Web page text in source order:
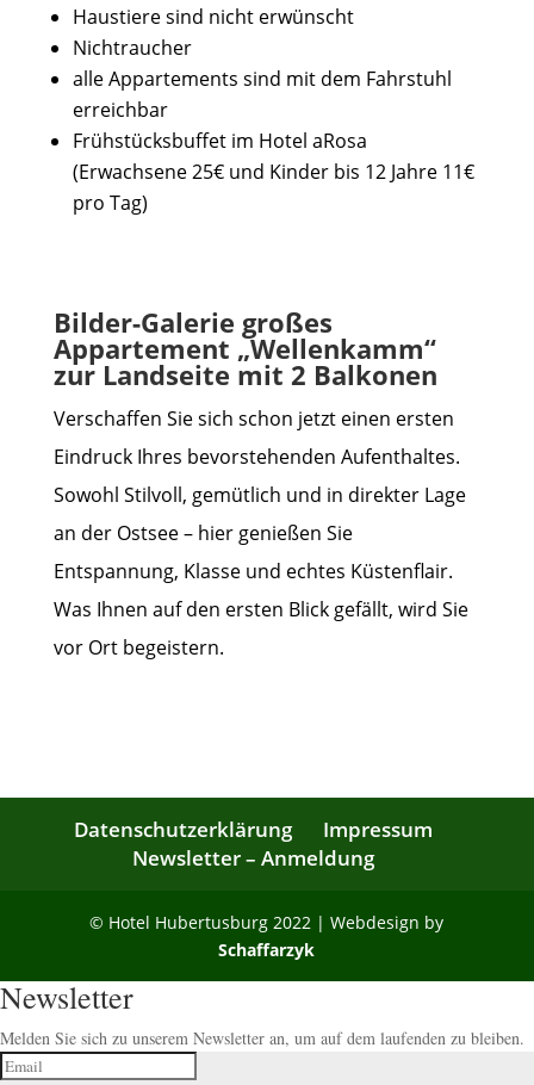
Haustiere sind nicht erwünscht
Nichtraucher
alle Appartements sind mit dem Fahrstuhl
erreichbar
Frühstücksbuffet im Hotel aRosa
(Erwachsene 25€ und Kinder bis 12 Jahre 11€
pro Tag)
Bilder-Galerie großes
Appartement „Wellenkamm“
zur Landseite mit 2 Balkonen
Verschaffen Sie sich schon jetzt einen ersten
Eindruck Ihres bevorstehenden Aufenthaltes.
Sowohl Stilvoll, gemütlich und in direkter Lage
an der Ostsee – hier genießen Sie
Entspannung, Klasse und echtes Küstenflair.
Was Ihnen auf den ersten Blick gefällt, wird Sie
vor Ort begeistern.
Datenschutzerklärung
Impressum
Newsletter – Anmeldung
© Hotel Hubertusburg 2022 | Webdesign by
Schaffarzyk
Newsletter
Melden Sie sich zu unserem Newsletter an, um auf dem laufenden zu bleiben.